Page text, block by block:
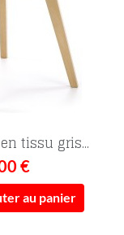
tissu gris...
€
au panier